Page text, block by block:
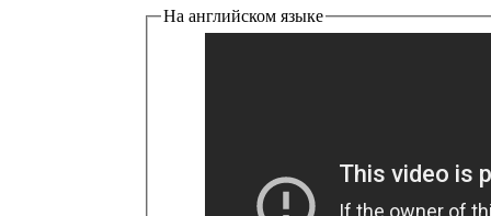
На английском языке